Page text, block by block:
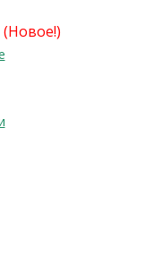
(Новое!)